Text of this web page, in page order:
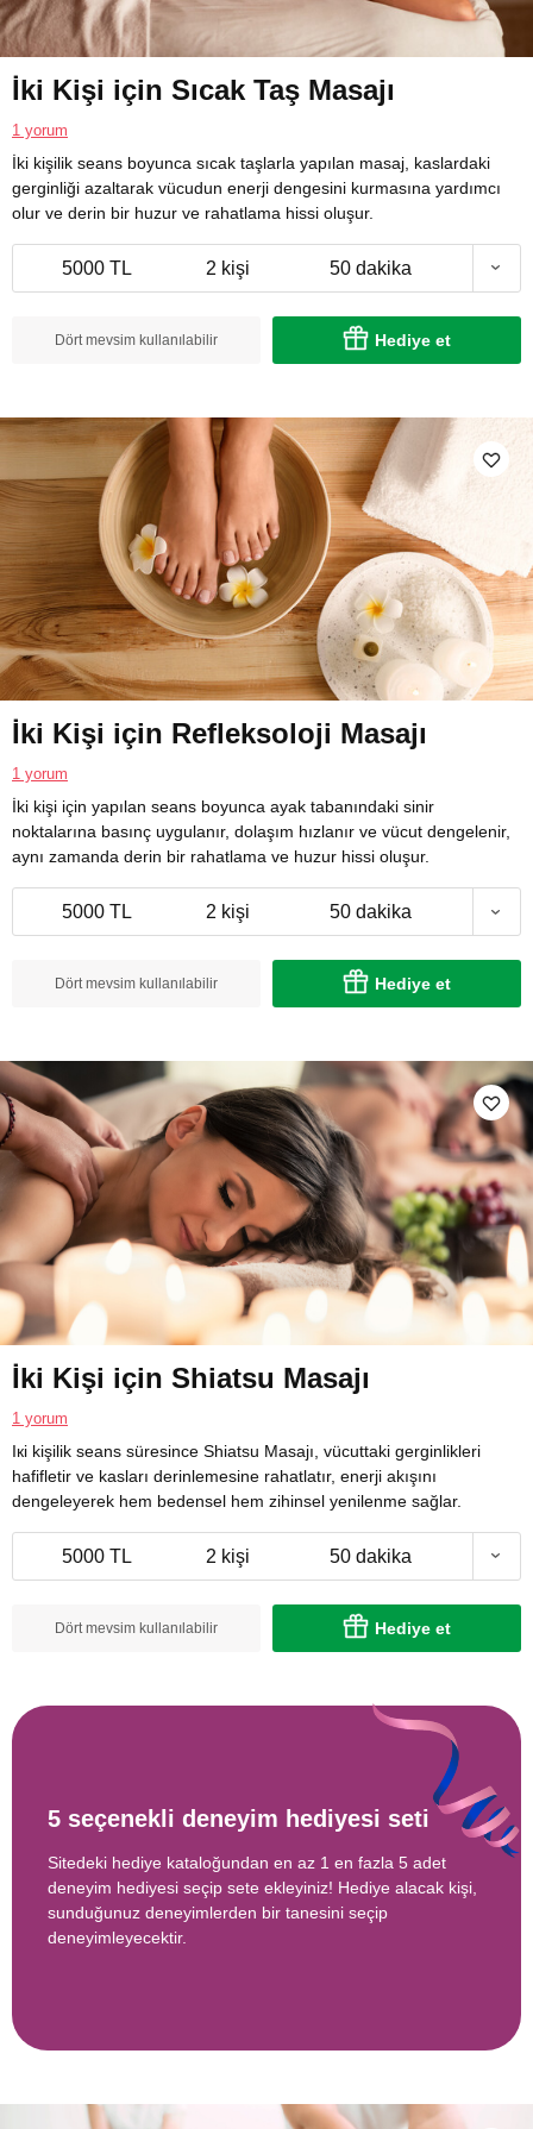
İki Kişi için Sıcak Taş Masajı
1 yorum
İki kişilik seans boyunca sıcak taşlarla yapılan masaj, kaslardaki
gerginliği azaltarak vücudun enerji dengesini kurmasına yardımcı
olur ve derin bir huzur ve rahatlama hissi oluşur.
5000 TL 2 kişi 50 dakika
Dört mevsim kullanılabilir Hediye et
İki Kişi için Refleksoloji Masajı
1 yorum
İki kişi için yapılan seans boyunca ayak tabanındaki sinir
noktalarına basınç uygulanır, dolaşım hızlanır ve vücut dengelenir,
aynı zamanda derin bir rahatlama ve huzur hissi oluşur.
5000 TL 2 kişi 50 dakika
Dört mevsim kullanılabilir Hediye et
İki Kişi için Shiatsu Masajı
1 yorum
Ікі kişilik seans süresince Shiatsu Masajı, vücuttaki gerginlikleri
hafifletir ve kasları derinlemesine rahatlatır, enerji akışını
dengeleyerek hem bedensel hem zihinsel yenilenme sağlar.
5000 TL 2 kişi 50 dakika
Dört mevsim kullanılabilir Hediye et
5 seçenekli deneyim hediyesi seti
Sitedeki hediye kataloğundan en az 1 en fazla 5 adet
deneyim hediyesi seçip sete ekleyiniz! Hediye alacak kişi,
sunduğunuz deneyimlerden bir tanesini seçip
deneyimleyecektir.